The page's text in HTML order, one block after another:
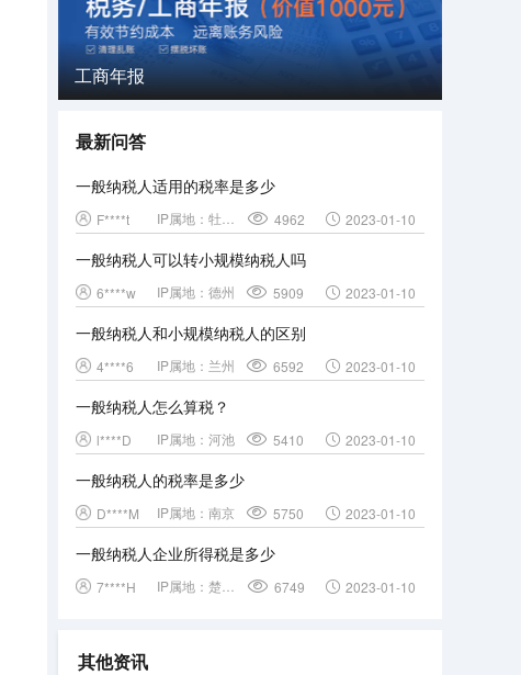
工商年报
最新问答
一般纳税人适用的税率是多少
F****t IP属地： 4962 2023-01-10
一般纳税人可以转小规模纳税人吗
6****w IP属地： 德州 5909 2023-01-10
一般纳税人和小规模纳税人的区别
4****6 IP属地： 兰州 6592 2023-01-10
一般纳税人怎么算税？
l****D IP属地： 河池 5410 2023-01-10
一般纳税人的税率是多少
D****M IP属地： 南京 5750 2023-01-10
一般纳税人企业所得税是多少
7****H IP属地： 6749 2023-01-10
其他资讯